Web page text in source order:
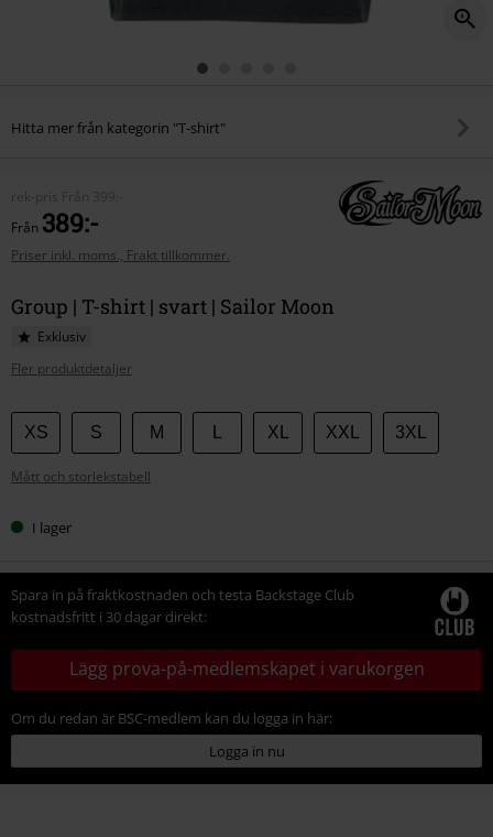
Hitta mer från kategorin "T-shirt"
rek-pris Från
399:-
Från 389:-
Priser inkl. moms., Frakt tillkommer.
Group | T-shirt | svart | Sailor Moon
Exklusiv
Fler produktdetaljer
Välj
din
storlek
XS S M XL XXL 3XL
Mått och storlekstabell
I lager
Spara in på fraktkostnaden och testa Backstage Club
kostnadsfritt i 30 dagar direkt:
Lägg prova-på-medlemskapet i varukorgen
Om du redan är BSC-medlem kan du logga in här:
Logga in nu